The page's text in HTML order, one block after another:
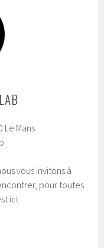
Le Mans
vous invitons à
pour toutes
ici: